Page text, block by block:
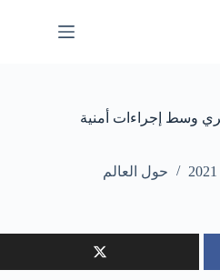
وسط إجراءات أمنية
حول العالم